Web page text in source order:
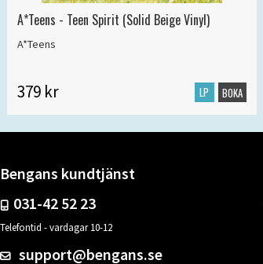
A*Teens - Teen Spirit (Solid Beige Vinyl)
A*Teens
379 kr LP BOKA
Bengans kundtjänst
031-42 52 23
Telefontid - vardagar 10-12
support@bengans.se